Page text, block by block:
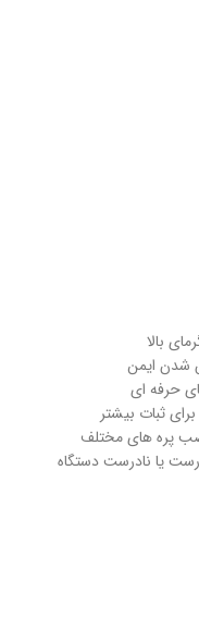
بالا
شدن ایمن
حرفه ای
ثبات بیشتر
پره های مختلف